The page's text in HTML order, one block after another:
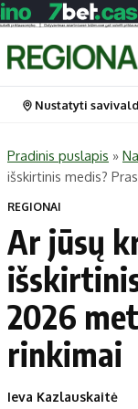
Portalas
Pradinis puslapis
Savivaldybės
Naujausi
Regionai
Lietuva
Pasaulis
Nustatyti
Pradinis puslapis »
išskirtinis medis?
REGIONAI
Ar jūsų
2026
rinkimai
Ieva Kazlauskaitė